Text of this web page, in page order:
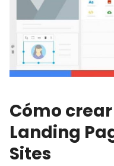
Cómo
Landing
Sites